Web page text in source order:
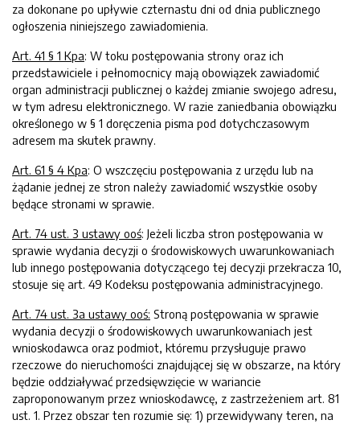
za dokonane po upływie czternastu dni od dnia publicznego
ogłoszenia niniejszego zawiadomienia.
Art. 41 § 1 Kpa: W toku postępowania strony oraz ich
przedstawiciele i pełnomocnicy mają obowiązek zawiadomić
organ administracji publicznej o każdej zmianie swojego adresu,
w tym adresu elektronicznego. W razie zaniedbania obowiązku
określonego w § 1 doręczenia pisma pod dotychczasowym
adresem ma skutek prawny.
Art. 61 § 4 Kpa: O wszczęciu postępowania z urzędu lub na
żądanie jednej ze stron należy zawiadomić wszystkie osoby
będące stronami w sprawie.
Art. 74 ust. 3 ustawy ooś: Jeżeli liczba stron postępowania w
sprawie wydania decyzji o środowiskowych uwarunkowaniach
lub innego postępowania dotyczącego tej decyzji przekracza 10,
stosuje się art. 49 Kodeksu postępowania administracyjnego.
Art. 74 ust. 3a ustawy ooś: Stroną postępowania w sprawie
wydania decyzji o środowiskowych uwarunkowaniach jest
wnioskodawca oraz podmiot, któremu przysługuje prawo
rzeczowe do nieruchomości znajdującej się w obszarze, na który
będzie oddziaływać przedsięwzięcie w wariancie
zaproponowanym przez wnioskodawcę, z zastrzeżeniem art. 81
ust. 1. Przez obszar ten rozumie się: 1) przewidywany teren, na